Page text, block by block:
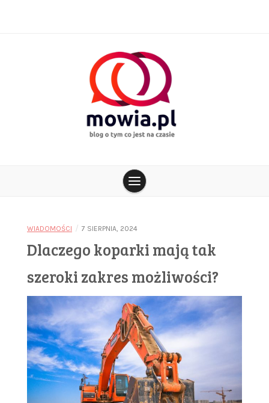
mowia.pl
WIADOMOŚCI / 7 SIERPNIA, 2024
Dlaczego koparki mają tak
szeroki zakres możliwości?